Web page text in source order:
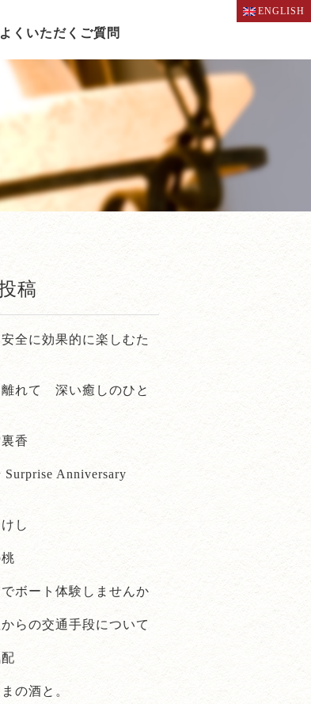
ENGLISH
よくいただくご質問
稿
全に効果的に楽しむた
離れて 深い癒しのひと
香
Surprise Anniversary
し
ボート体験しませんか
らの交通手段について
の酒と。